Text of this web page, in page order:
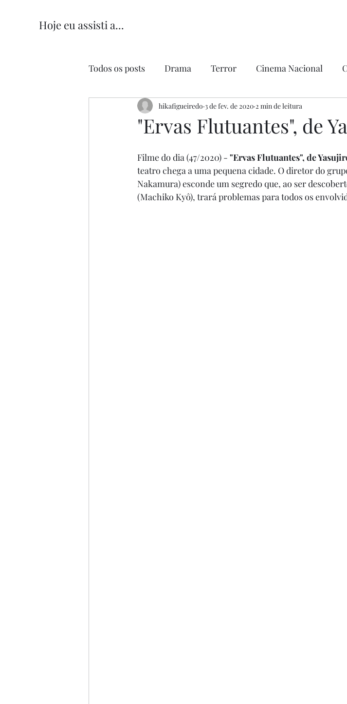
Hoje eu assisti a...
Todos os posts Drama Terror Cinema Nacional
Comédia Comédia Romântica Ficção
"Ervas Flutuantes", de
hikafigueiredo 3 de fev. de 2020 2 min de leitura
Filme do dia (47/2020) - "Ervas Flutuantes", de
teatro chega a uma pequena cidade. O diretor do
Nakamura) esconde um segredo que, ao ser
(Machiko Kyô), trará problemas para todos os